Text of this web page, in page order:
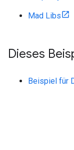
Mad Libs
Dieses
Beispiel für